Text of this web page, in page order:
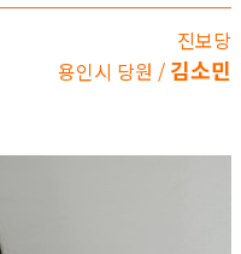
진보당
용인시 당원 / 김소민